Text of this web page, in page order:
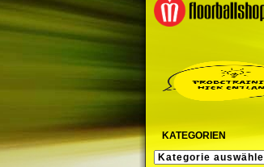
KATEGORIEN
KATEGORIEN